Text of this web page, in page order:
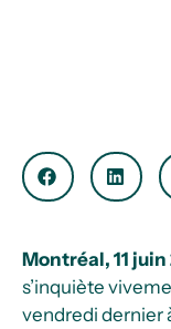
Montréal, 11 juin
s’inquiète
vendredi dernier